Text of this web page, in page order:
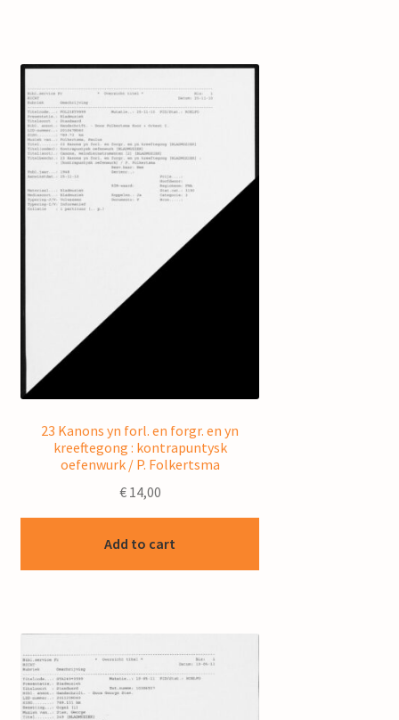
23 Kanons yn forl. en forgr. en yn
kreeftegong : kontrapuntysk
oefenwurk / P. Folkertsma
€14,00
Add to cart